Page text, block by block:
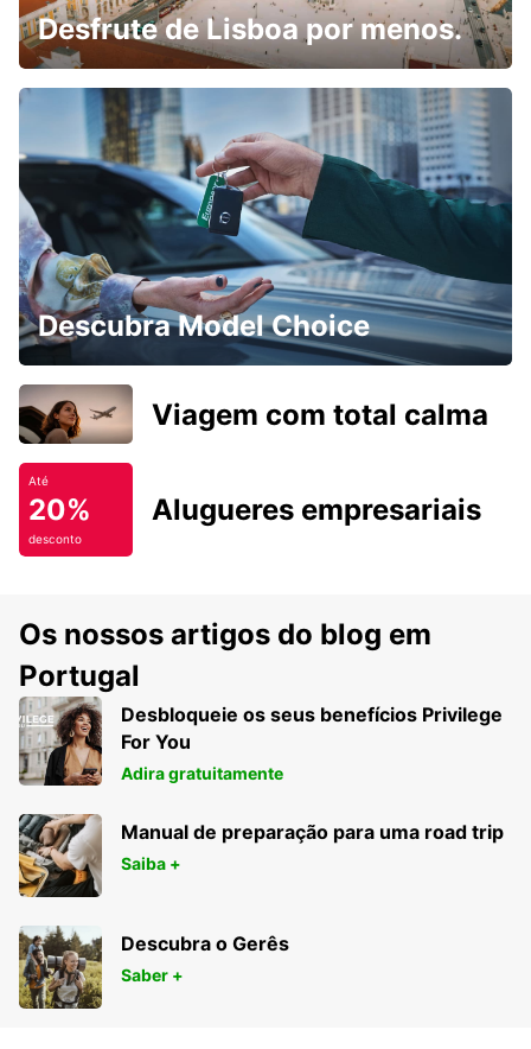
Desfrute de Lisboa por menos.
Descubra Model Choice
Viagem com total calma
Até
20%
desconto
Alugueres empresariais
Os nossos artigos do blog em
Portugal
Desbloqueie os seus benefícios Privilege
For You
Adira gratuitamente
Manual de preparação para uma road trip
Saiba +
Descubra o Gerês
Saber +